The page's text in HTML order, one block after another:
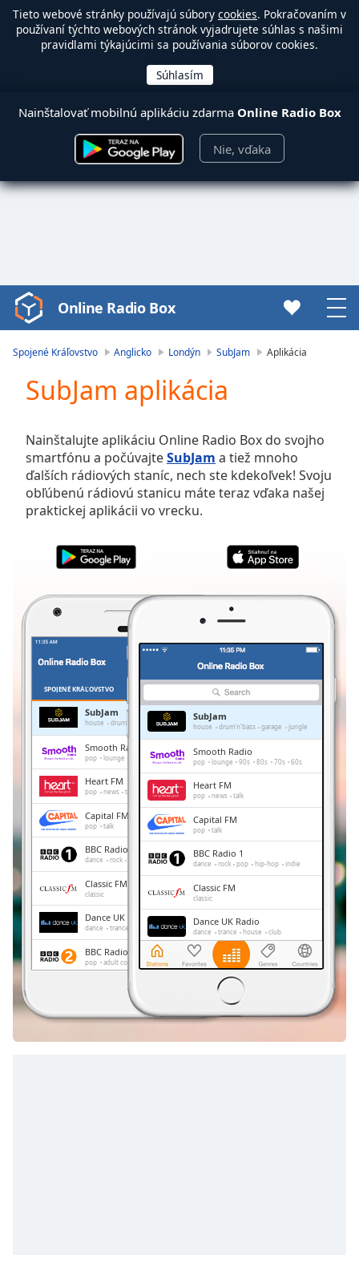
Tieto webové stránky používajú súbory cookies. Pokračovaním v
používaní týchto webových stránok vyjadrujete súhlas s našimi
pravidlami týkajúcimi sa používania súborov cookies.
Nainštalovať mobilnú aplikáciu zdarma Online Radio Box
Nie, vďaka
Video
Player
Play
Video
Skip
Backward
Skip
Forward
Mute
Current
Duration-:-
0.00%
Stream
TypeLIVE
Seek to
LIVE
Remaining
Time-
Playback
Chapters
Chapters
Descriptions
descriptions
off,
Subtitles
subtitles
Online Radio Box
Spojené Kráľovstvo Anglicko Londýn SubJam Aplikácia
SubJam aplikácia
Nainštalujte aplikáciu Online Radio Box do svojho
smartfónu a počúvajteSubJam a tiež mnoho
ďalších rádiových staníc, nech ste kdekoľvek! Svoju
obľúbenú rádiovú stanicu máte teraz vďaka našej
praktickej aplikácii vo vrecku.
SPOJENÉ KRÁĽOVSTVO
SubJam
house drum'n'bass garage jungle
Smooth Radio
pop lounge 80s 70s 60s
Heart FM
pop news talk
Capital FM
pop talk
BBC Radio 1
dance rock hip-hop indie
Classic FM
classic
Dance UK Radio
dance trance house club
BBC Radio 2
pop adult contemporary
Gold Radio
SubJam
house drum'n'bass garage jungle
Smooth Radio
pop lounge 90s 80s 70s 60s
Heart FM
pop news talk
Capital FM
pop talk
BBC Radio 1
dance rock pop hip-hop indie
Classic FM
classic
Dance UK Radio
dance trance house club
BBC Radio 2
pop adult contemporary
Gold Radio